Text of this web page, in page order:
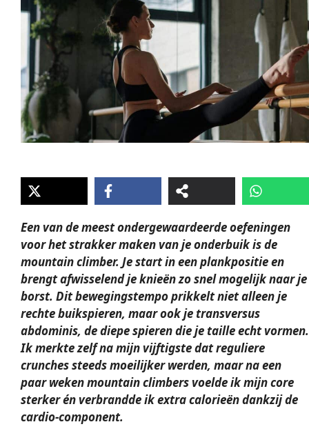
Een van de meest ondergewaardeerde oefeningen
voor het strakker maken van jeonderbuikis de
mountain climber. Je start in een plankpositie en
brengt afwisselend je knieën zo snel mogelijk naar je
borst. Dit bewegingstempo prikkelt niet alleen je
rechte buikspieren, maar ook je transversus
abdominis, de diepe spieren die je taille echt vormen.
Ik merkte zelf na mijn vijftigste dat reguliere
crunches steeds moeilijker werden, maar na een
paar weken mountain climbers voelde ik mijn core
sterker én verbrandde ik extra calorieën dankzij de
cardio-component.